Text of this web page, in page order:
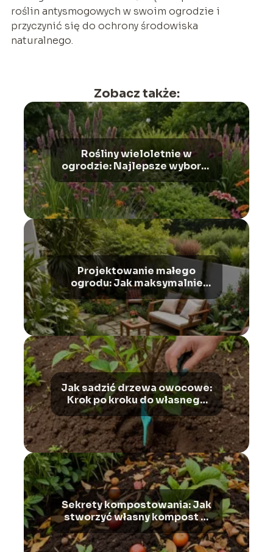
roślin antysmogowych w swoim ogrodzie i
przyczynić się do ochrony środowiska
naturalnego.
Zobacz także:
Rośliny wieloletnie w
ogrodzie: Najlepsze wybory i
ich zalety
Projektowanie małego
ogrodu: Jak maksymalnie
wykorzystać przestrzeń
Jak sadzić drzewa owocowe:
Krok po kroku do własnego
sadu
Sekrety kompostowania: Jak
stworzyć własny kompost w
ogrodzie